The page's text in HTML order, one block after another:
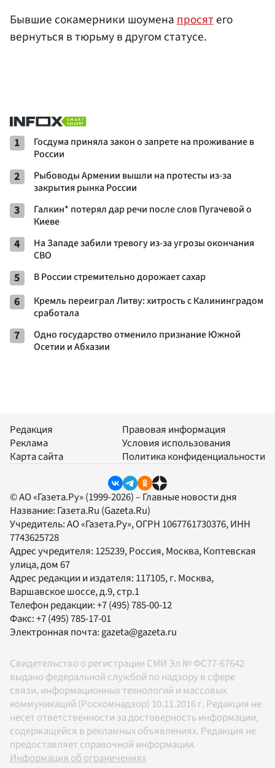
Бывшие сокамерники шоуменапросятего
вернуться в тюрьму в другом статусе.
1
Госдума приняла закон о запрете на проживание в
России
2
Рыбоводы Армении вышли на протесты из-за
закрытия рынка России
3
Галкин* потерял дар речи после слов Пугачевой о
Киеве
4
На Западе забили тревогу из-за угрозы окончания
СВО
5 В России стремительно дорожает сахар
6
Кремль переиграл Литву: хитрость с Калининградом
сработала
7
Одно государство отменило признание Южной
Осетии и Абхазии
Редакция
Реклама
Карта сайта
Правовая информация
Условия использования
Политика конфиденциальности
© АО «Газета.Ру» (1999-2026) – Главные новости дня
Название: Газета.Ru (Gazeta.Ru)
Учредитель:АО «Газета.Ру», ОГРН 1067761730376, ИНН
7743625728
Адрес учредителя: 125239, Россия, Москва, Коптевская
улица, дом 67
Адрес редакции и издателя: 117105, г. Москва,
Варшавское шоссе, д.9, стр.1
Телефон редакции:+7 (495) 785-00-12
Факс:+7 (495) 785-17-01
Электронная почта:gazeta@gazeta.ru
Свидетельство о регистрации СМИ Эл № ФС77-67642
выдано федеральной службой по надзору в сфере
связи, информационных технологий и массовых
коммуникаций (Роскомнадзор) 10.11.2016 г. Редакция не
несет ответственности за достоверность информации,
содержащейся в рекламных объявлениях. Редакция не
предоставляет справочной информации.
Информация об ограничениях